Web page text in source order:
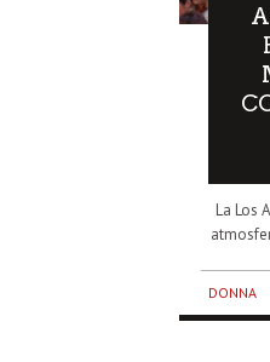
La Los
DONNA